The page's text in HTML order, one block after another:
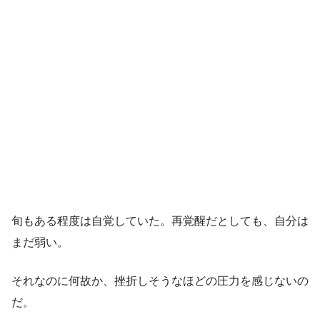
旬もある程度は自覚していた。再覚醒だとしても、自分は
まだ弱い。
それなのに何故か、挫折しそうなほどの圧力を感じないの
だ。